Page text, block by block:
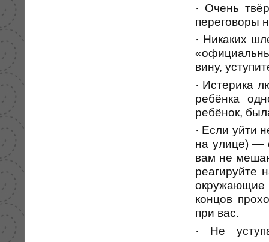
· Очень
переговоры
· Никаких
вину,
· Истерика
ребёнка
ребёнок,
· Если уйти
на улице) —
вам не
реагируйте
окружающие
концов
при вас.
· Не